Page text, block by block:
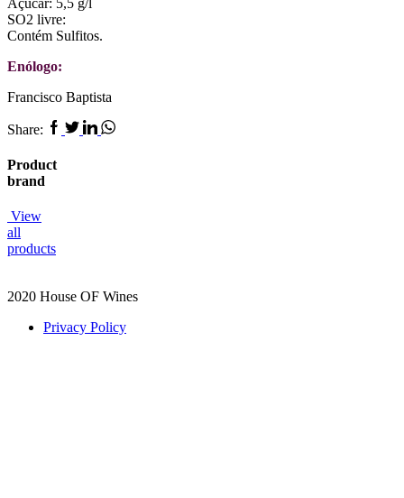
SO2 livre:
Contém Sulfitos.
Enólogo:
Francisco Baptista
Share: Facebook
TwitterLinkedin
Whatsapp
Product
brand
View
all
products
2020 House OF Wines
Privacy Policy